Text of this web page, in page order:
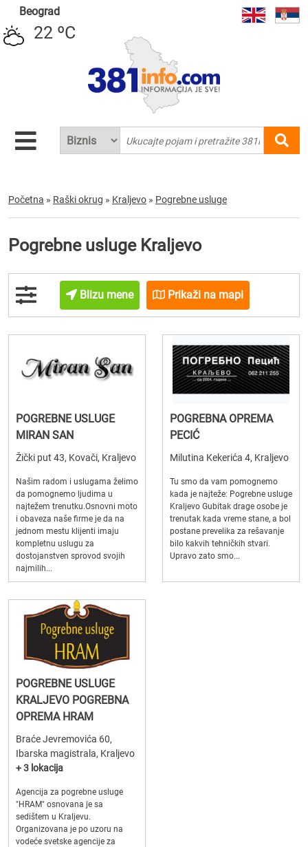
Beograd
22 ºC
Početna » Raški okrug » Kraljevo » Pogrebne usluge
Pogrebne usluge Kraljevo
Blizu mene Prikaži na mapi
POGREBNE USLUGE
MIRAN SAN
Žički put 43, Kovači, Kraljevo
Našim radom i uslugama želimo
da pomognemo ljudima u
najtežem trenutku.Osnovni moto
i obaveza naše firme je da na
jednom mestu klijenti imaju
kompletnu uslugu za
dostojanstven sprovod svojih
najmilih...
POGREBNA OPREMA
PECIĆ
Milutina Kekerića 4, Kraljevo
Tu smo da vam pomognemo
kada je najteže: Pogrebne usluge
Kraljevo Gubitak drage osobe je
trenutak kada vreme stane, a bol
postane prevelika za rešavanje
bilo kakvih tehničkih stvari.
Upravo zato smo...
POGREBNE USLUGE
KRALJEVO POGREBNA
OPREMA HRAM
Braće Jevremovića 60,
Ibarska magistrala, Kraljevo
+ 3 lokacija
Agencija za pogrebne usluge
"HRAM" osnovana je sa
sedištem u Kraljevu.
Organizovana je po uzoru na
vodeće svetske agencije za